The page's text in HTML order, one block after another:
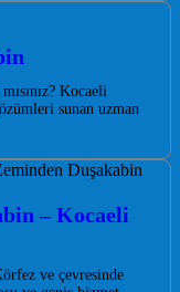
Kocaeli
sunan uzman
– Kocaeli
ve çevresinde